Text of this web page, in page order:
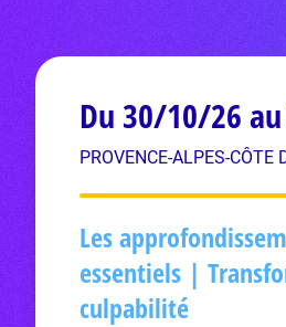
Du 30/10/26
PROVENCE-ALPES-CÔTE
Les
essentiels |
culpabilité